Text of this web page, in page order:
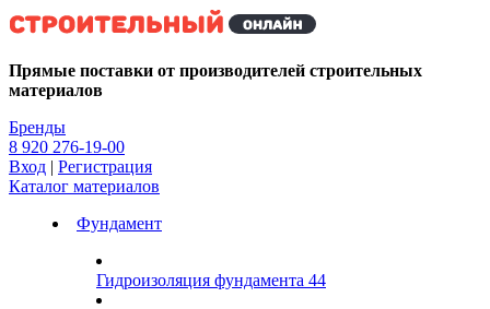
Kg
Прямые поставки от производителей строительных
материалов
Бренды
8 920 276-19-00
Вход | Регистрация
Каталог материалов
Фундамент
Гидроизоляция фундамента 44